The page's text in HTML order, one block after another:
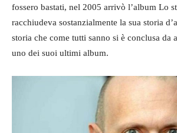
fossero bastati, nel 2005 arrivò l’album Lo
racchiudeva sostanzialmente la sua storia
storia che come tutti sanno si è conclusa da
uno dei suoi ultimi album.